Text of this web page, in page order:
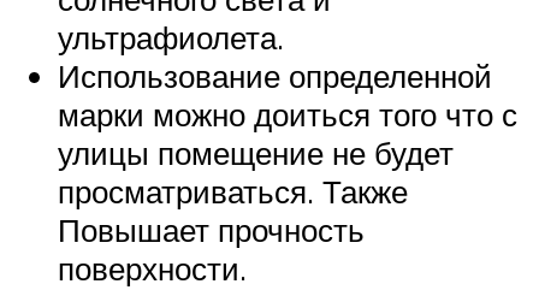
ультрафиолета.
Использование определенной
марки можно доиться того что с
улицы помещение не будет
просматриваться. Также
Повышает прочность
поверхности.